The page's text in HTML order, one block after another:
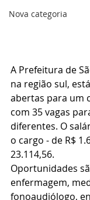
Nova categoria
A Prefeitura de
na região sul,
abertas para um
com 35 vagas
diferentes. O
o cargo - de R$
23.114,56.
Oportunidades
enfermagem,
fonoaudiólogo,